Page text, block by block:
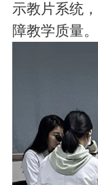
示教片系统
障教学质量。